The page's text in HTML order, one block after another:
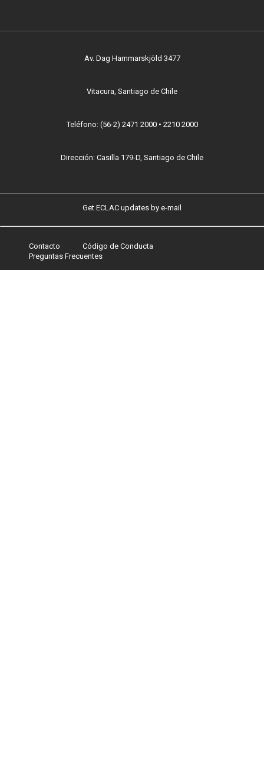
Av. Dag Hammarskjöld 3477
Vitacura, Santiago de Chile
Teléfono: (56-2) 2471 2000 • 2210 2000
Dirección: Casilla 179-D, Santiago de Chile
Get ECLAC updates by e-mail
Footer
Contacto
Código de Conducta
Preguntas Frecuentes